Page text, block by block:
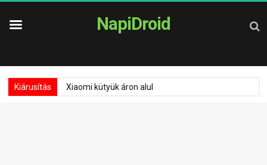
NapiDroid
Kiárusítás Xiaomi kütyük áron alul